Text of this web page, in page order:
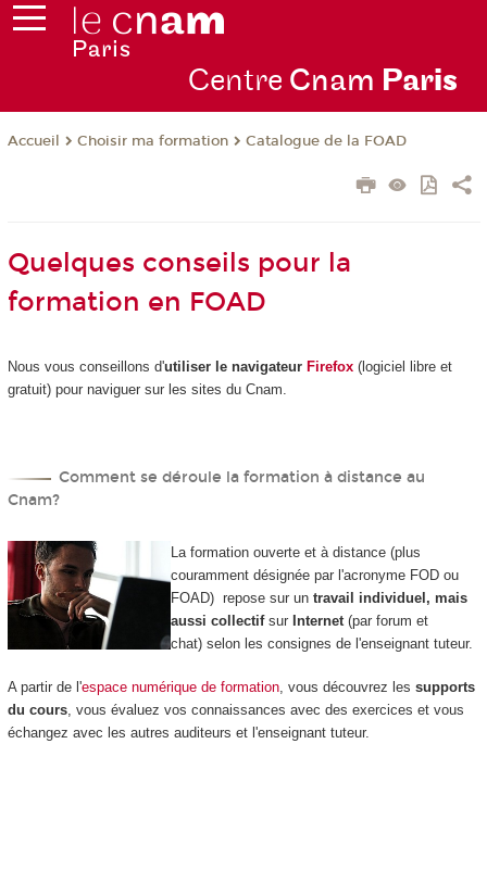
Centre Cnam Paris
Accueil Choisir ma formation Catalogue de la FOAD
Quelques conseils pour la
formation en FOAD
Nous vous conseillons d'utiliser le navigateur Firefox(logiciel libre et
gratuit) pour naviguer sur les sites du Cnam.
Comment se déroule la formation à distance au
Cnam?
La formation ouverte et à distance(plus
couramment désignée par l'acronyme FODou
FOAD) repose sur un travail individuel, mais
aussi collectifsur Internet (par forum et
chat) selon les consignes de l'enseignant tuteur.
A partir de l'espace numérique de formation, vous découvrez les supports
du cours, vous évaluez vos connaissances avec des exercices et vous
échangez avec les autres auditeurs et l'enseignant tuteur.